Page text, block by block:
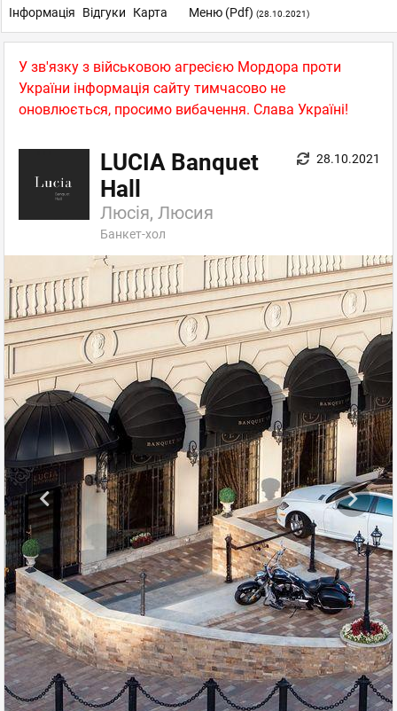
У зв'язку з військовою агресією Мордора проти
України інформація сайту тимчасово не
оновлюється, просимо вибачення. Слава Україні!
LUCIA Banquet
Hall
Люсія, Люсия
Банкет-хол
28.10.2021
Інформація Відгуки Карта Меню (pdf) (28.10.2021)